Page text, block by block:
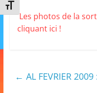
Changer la taille de la police
Les photos de la
cliquant ici !
← AL FEVRIER